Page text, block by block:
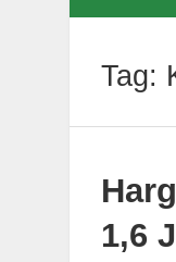
Tag:
1,6